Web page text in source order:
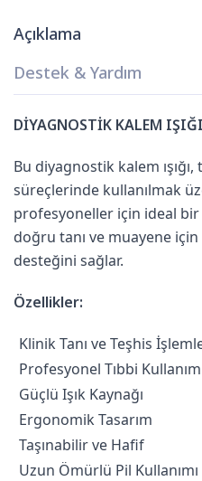
Açıklama
Destek & Yardım
DİYAGNOSTİK KALEM
Bu diyagnostik kalem ışığı,
süreçlerinde kullanılmak
profesyoneller için ideal
doğru tanı ve muayene
desteğini sağlar.
Özellikler:
Klinik Tanı ve Teşhis
Profesyonel Tıbbi
Güçlü Işık Kaynağı
Ergonomik Tasarım
Taşınabilir ve Hafif
Uzun Ömürlü Pil Kullanımı